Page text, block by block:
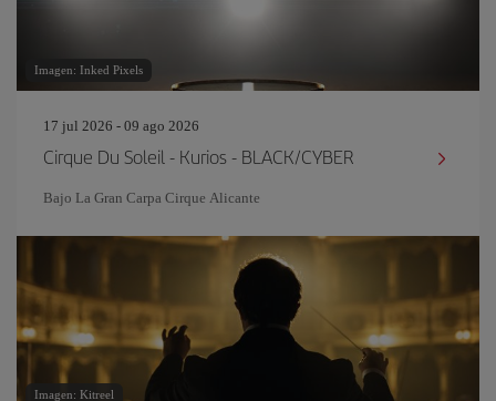
Imagen: Inked Pixels
17 jul 2026 - 09 ago 2026
Cirque Du Soleil - Kurios - BLACK/CYBER
Bajo La Gran Carpa Cirque Alicante
Imagen: Kitreel